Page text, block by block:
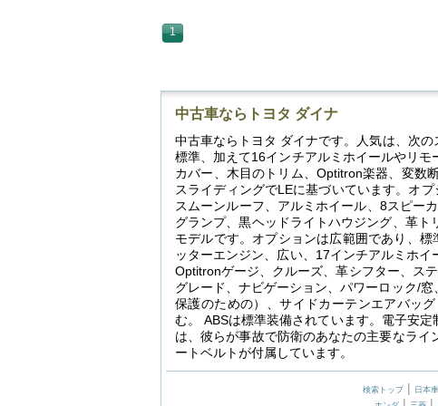
1
中古車ならトヨタ ダイナ
中古車ならトヨタ ダイナです。人気は、次
標準、加えて16インチアルミホイールやリ
カバー、木目のトリム、Optitron楽器、変数
スライディングでLEに基づいています。オ
スムーンルーフ、アルミホイール、8スピー
グランプ、黒ヘッドライトハウジング、革
モデルです。オプションは広範囲であり、
ッターエンジン、広い、17インチアルミホ
Optitronゲージ、クルーズ、革シフター、ス
グレード、ナビゲーション、パワーロック/
保護のための）、サイドカーテンエアバッ
む。 ABSは標準装備されています。電子安
は、彼らが事故で防衛のあなたの主要なラ
ートベルトが付属しています。
検索トップ| 日本車